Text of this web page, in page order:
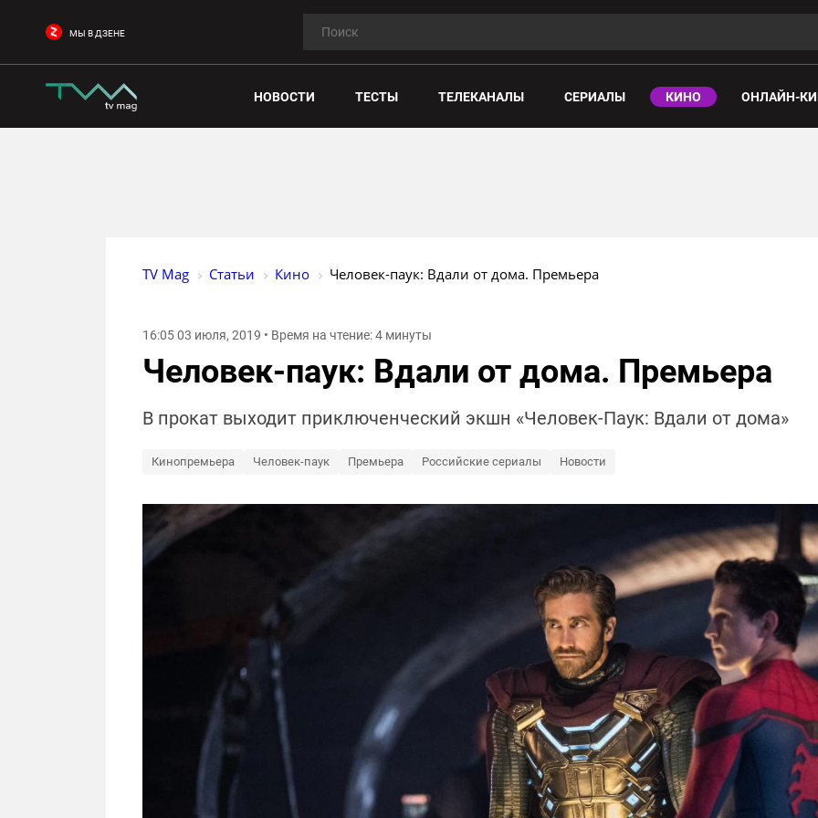
МЫ В ДЗЕНЕ
НОВОСТИ ТЕСТЫ ТЕЛЕКАНАЛЫ СЕРИАЛЫ КИНО ОНЛАЙН-
TV Mag Статьи Кино Человек-паук: Вдали от дома. Премьера
16:05 03 июля, 2019 • Время на чтение: 4 минуты
Человек-паук: Вдали от дома. Премьера
В прокат выходит приключенческий экшн «Человек-Паук: Вдали от дома»
Кинопремьера Человек-паук Премьера Российские сериалы Новости